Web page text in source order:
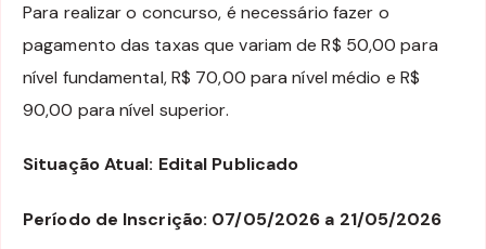
Para realizar o concurso, é necessário fazer o
pagamento das taxas que variam de R$ 50,00 para
nível fundamental, R$ 70,00 para nível médio e R$
90,00 para nível superior.
Situação Atual: Edital Publicado
Período de Inscrição: 07/05/2026 a 21/05/2026